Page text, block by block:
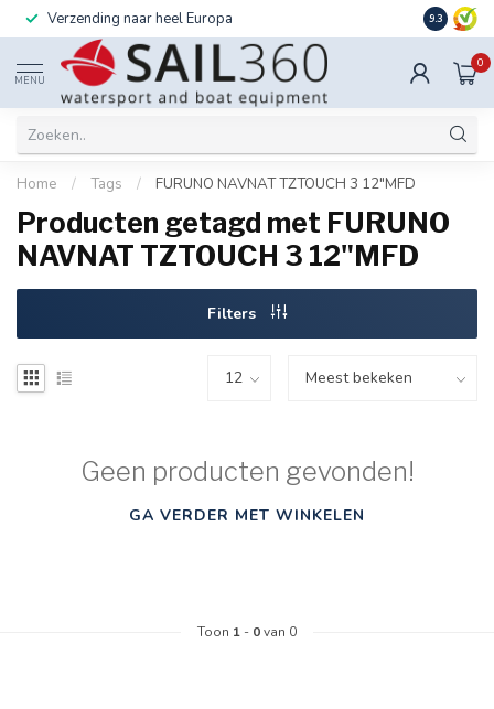
Verzending naar heel Europa Ook
9.3
MENU
0
Home / Tags / FURUNO NAVNAT TZTOUCH 3 12"MFD
Producten getagd met FURUNO
NAVNAT TZTOUCH 3 12"MFD
Filters
Geen producten gevonden!
GA VERDER MET WINKELEN
Toon 1 - 0van 0